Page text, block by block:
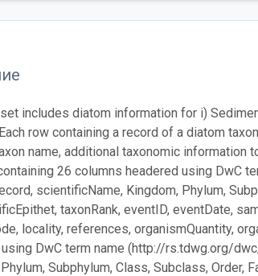
includes diatom information for i)
row containing a record of a diatom
name, additional taxonomic information
26 columns headered using DwC
scientificName, Kingdom, Phylum,
taxonRank, eventID, eventDate,
locality, references, organismQuantity,
DwC term name (http://rs.tdwg.org/
Subphylum, Class, Subclass, Order,